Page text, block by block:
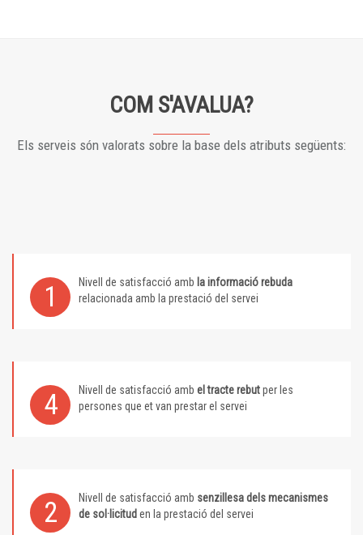
COM S'AVALUA?
Els serveis són valorats sobre la base dels atributs següents:
1 Nivell de satisfacció amb la informació rebuda
relacionada amb la prestació del servei
4 Nivell de satisfacció amb el tracte rebutper les
persones que et van prestar el servei
2 Nivell de satisfacció amb senzillesa dels mecanismes
de sol·licitud en la prestació del servei